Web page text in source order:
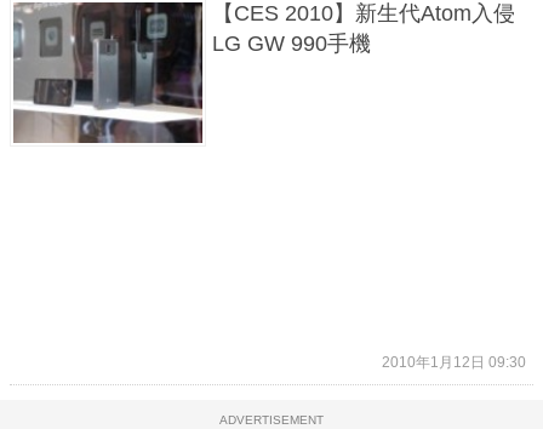
【CES 2010】新生代Atom入侵
LG GW 990手機
2010年1月12日 09:30
ADVERTISEMENT